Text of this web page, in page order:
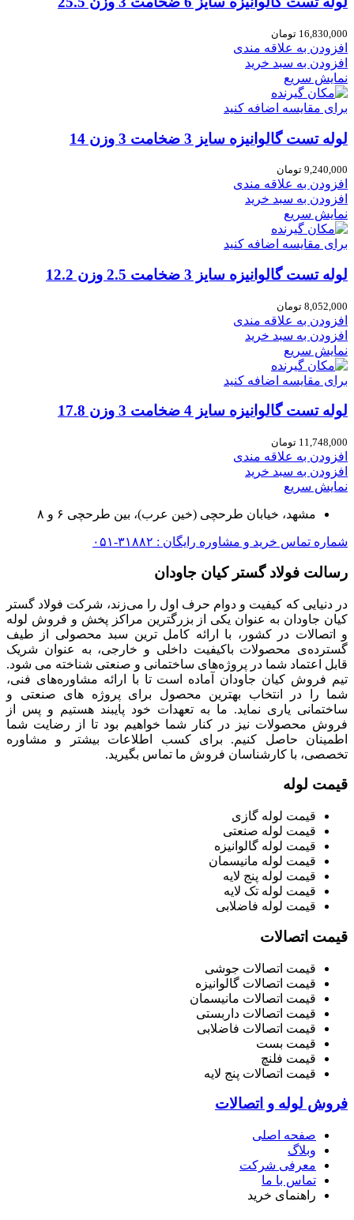
16,830,000 تومان
افزودن به علاقه مندی
افزودن به سبد خرید
نمایش سریع
برای مقایسه اضافه کنید
لوله تست گالوانیزه سایز 3 ضخامت 3 وزن 14
9,240,000 تومان
افزودن به علاقه مندی
افزودن به سبد خرید
نمایش سریع
برای مقایسه اضافه کنید
لوله تست گالوانیزه سایز 3 ضخامت 2.5 وزن 12.2
8,052,000 تومان
افزودن به علاقه مندی
افزودن به سبد خرید
نمایش سریع
برای مقایسه اضافه کنید
لوله تست گالوانیزه سایز 4 ضخامت 3 وزن 17.8
11,748,000 تومان
افزودن به علاقه مندی
افزودن به سبد خرید
نمایش سریع
مشهد، خیابان طرحچی (خین عرب)، بین طرحچی ۶ و ۸
شماره تماس خرید و مشاوره رایگان : ۳۱۸۸۲-۰۵۱
رسالت فولاد گستر کیان جاودان
در دنیایی که کیفیت و دوام حرف اول را می‌زند، شرکت فولاد گستر
کیان جاودان به عنوان یکی از بزرگترین مراکز پخش و فروش لوله
و اتصالات در کشور، با ارائه کامل ترین سبد محصولی از طیف
گسترده‌‌ی محصولات باکیفیت داخلی و خارجی، به عنوان شریک
قابل اعتماد شما در پروژه‌های ساختمانی و صنعتی شناخته می شود.
تیم فروش کیان جاودان آماده است تا با ارائه مشاوره‌های فنی،
شما را در انتخاب بهترین محصول برای پروژه های صنعتی و
ساختمانی یاری نماید. ما به تعهدات خود پایبند هستیم و پس از
فروش محصولات نیز در کنار شما خواهیم بود تا از رضایت شما
اطمینان حاصل کنیم. برای کسب اطلاعات بیشتر و مشاوره
تخصصی، با کارشناسان فروش ما تماس بگیرید.
قیمت لوله
قیمت لوله گازی
قیمت لوله صنعتی
قیمت لوله گالوانیزه
قیمت لوله مانیسمان
قیمت لوله پنج لایه
قیمت لوله تک لایه
قیمت لوله فاضلابی
قیمت اتصالات
قیمت اتصالات جوشی
قیمت اتصالات گالوانیزه
قیمت اتصالات مانیسمان
قیمت اتصالات داربستی
قیمت اتصالات فاضلابی
قیمت بست
قیمت فلنچ
قیمت اتصالات پنج لایه
فروش لوله و اتصالات
صفحه اصلی
وبلاگ
معرفی شرکت
تماس با ما
راهنمای خرید